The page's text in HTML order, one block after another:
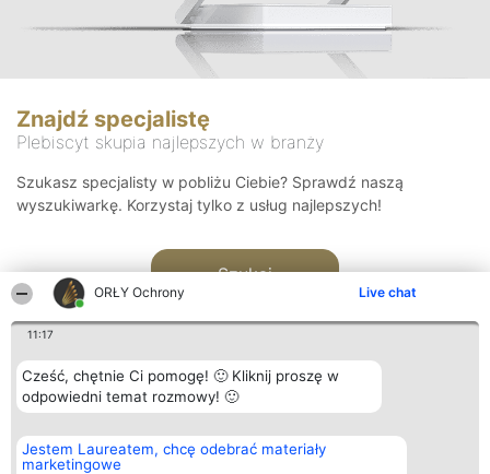
ORŁY Ochrony Live chat
11:17
Cześć, chętnie Ci pomogę! 🙂 Kliknij proszę w
odpowiedni temat rozmowy! 🙂
Jestem Laureatem, chcę odebrać materiały
marketingowe
Znajdź specjalistę
Plebiscyt skupia najlepszych w branży
Szukasz specjalisty w pobliżu Ciebie? Sprawdź naszą
wyszukiwarkę. Korzystaj tylko z usług najlepszych!
Szukaj
Organizator plebiscytu
Bright Side Solutions sp. z o.
o. sp. k.
Plebiscyt
Laureaci
Kontakt
Kontakt